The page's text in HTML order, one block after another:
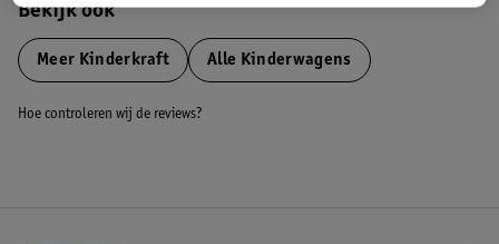
Bekijk ook
Meer Kinderkraft Alle Kinderwagens
Hoe controleren wij de reviews?